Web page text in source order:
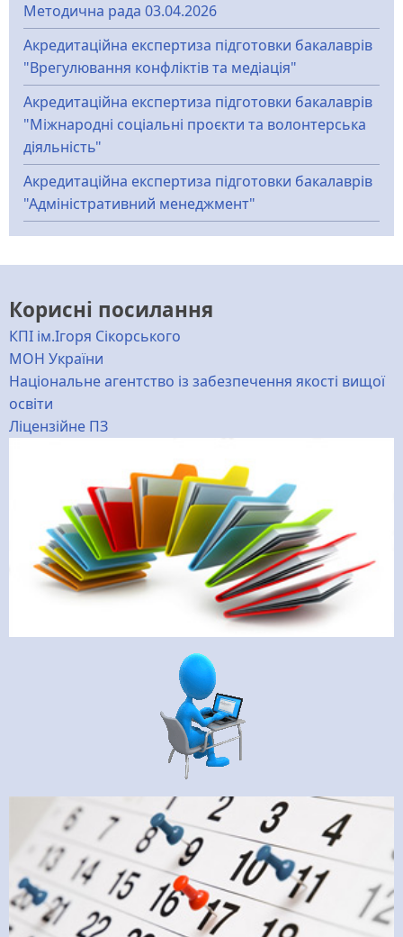
Методична рада 03.04.2026
Акредитаційна експертиза підготовки бакалаврів
"Врегулювання конфліктів та медіація"
Акредитаційна експертиза підготовки бакалаврів
"Міжнародні соціальні проєкти та волонтерська
діяльність"
Акредитаційна експертиза підготовки бакалаврів
"Адміністративний менеджмент"
Корисні посилання
КПІ ім.Ігоря Сікорського
МОН України
Національне агентство із забезпечення якості вищої
освіти
Ліцензійне ПЗ